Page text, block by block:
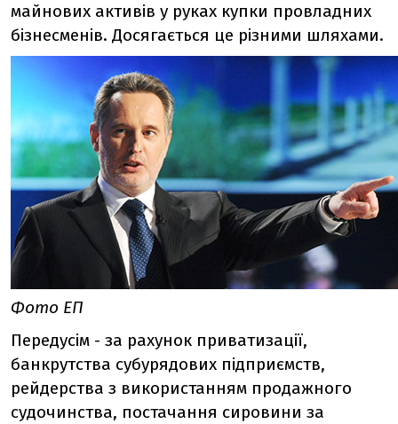
майнових активів у руках купки провладних
бізнесменів. Досягається це різними шляхами.
Фото ЕП
Передусім - за рахунок приватизації,
банкрутства субурядових підприємств,
рейдерства з використанням продажного
судочинства, постачання сировини за